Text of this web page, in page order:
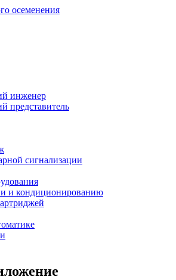
осеменения
инженер
представитель
сигнализации
и кондиционированию